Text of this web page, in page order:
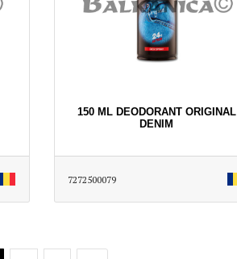
150 ML DEODORANT ORIGINAL
DENIM
7272500079